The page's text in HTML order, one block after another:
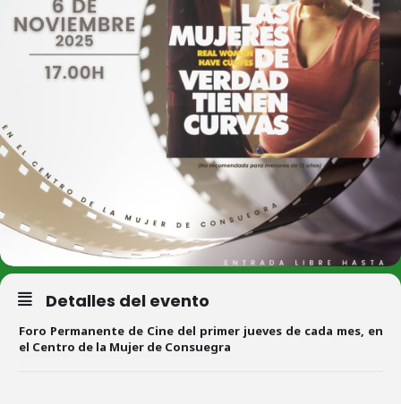
Detalles del evento
Foro Permanente de Cine del primer jueves de cada mes, en
el Centro de la Mujer de Consuegra